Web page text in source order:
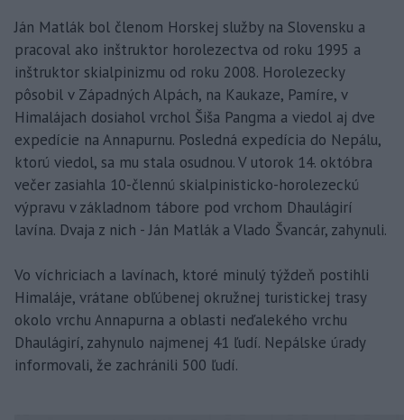
Ján Matlák bol členom Horskej služby na Slovensku a
pracoval ako inštruktor horolezectva od roku 1995 a
inštruktor skialpinizmu od roku 2008. Horolezecky
pôsobil v Západných Alpách, na Kaukaze, Pamíre, v
Himalájach dosiahol vrchol Šiša Pangma a viedol aj dve
expedície na Annapurnu. Posledná expedícia do Nepálu,
ktorú viedol, sa mu stala osudnou. V utorok 14. októbra
večer zasiahla 10-člennú skialpinisticko-horolezeckú
výpravu v základnom tábore pod vrchom Dhaulágirí
lavína. Dvaja z nich - Ján Matlák a Vlado Švancár, zahynuli.
Vo víchriciach a lavínach, ktoré minulý týždeň postihli
Himaláje, vrátane obľúbenej okružnej turistickej trasy
okolo vrchu Annapurna a oblasti neďalekého vrchu
Dhaulágirí, zahynulo najmenej 41 ľudí. Nepálske úrady
informovali, že zachránili 500 ľudí.